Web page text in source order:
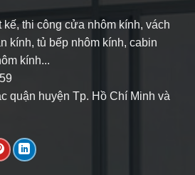
kế, thi công cửa nhôm kính, vách
kính, tủ bếp nhôm kính, cabin
kính...
quận huyện Tp. Hồ Chí Minh và